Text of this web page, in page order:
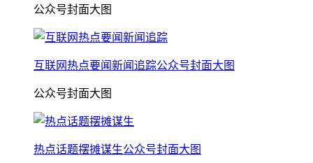
公众号封面大图
互联网热点要闻新闻追踪公众号封面大图
公众号封面大图
热点话题摆摊谋生公众号封面大图